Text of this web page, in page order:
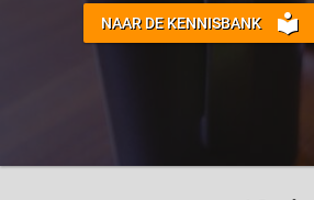
NAAR DE KENNISBANK